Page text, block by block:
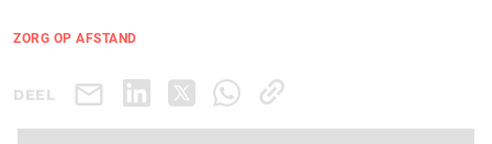
ZORG OP AFSTAND
DEEL